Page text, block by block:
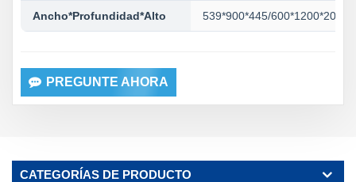
Ancho*Profundidad*Alto 539*900*445/600*1200*2000
PREGUNTE AHORA
CATEGORÍAS DE PRODUCTO